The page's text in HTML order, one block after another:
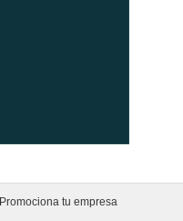
Promociona tu empresa